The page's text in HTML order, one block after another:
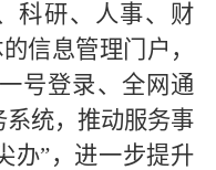
科研、人事、财
信息管理门户，
号登录、全网通
系统，推动服务事
办”，进一步提升